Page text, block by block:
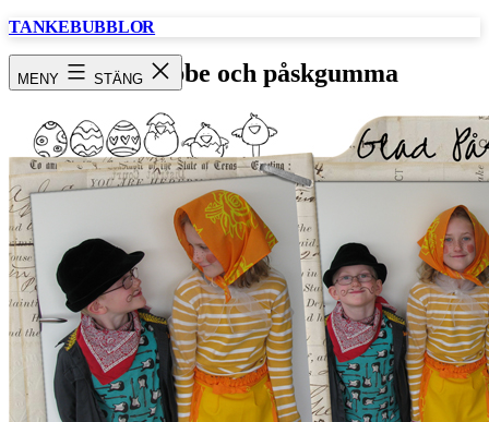
Hoppa
TANKEBUBBLOR
MENY STÄNG
påskgubbe och påskgumma